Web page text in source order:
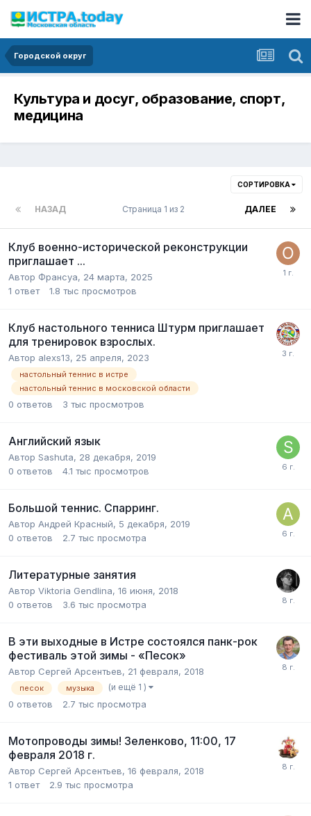
Городской округ
Культура и досуг, образование, спорт,
медицина
СОРТИРОВКА
НАЗАД ДАЛЕЕ
Страница 1 из 2
Клуб военно-исторической реконструкции
приглашает ...
Автор Франсуа, 24 марта, 2025
1 ответ 1.8 тыс просмотров
Клуб настольного тенниса Штурм приглашает
для тренировок взрослых.
Автор alexs13, 25 апреля, 2023
настольный теннис в истре
настольный теннис в московской области
0 ответов 3 тыс просмотров
Английский язык
Автор Sashuta, 28 декабря, 2019
0 ответов 4.1 тыс просмотров
Большой теннис. Спарринг.
Автор Андрей Красный, 5 декабря, 2019
0 ответов 2.7 тыс просмотра
Литературные занятия
Автор Viktoria Gendlina, 16 июня, 2018
0 ответов 3.6 тыс просмотра
В эти выходные в Истре состоялся панк-рок
фестиваль этой зимы - «Песок»
Автор Сергей Арсентьев, 21 февраля, 2018
песок музыка (и ещё 1 )
0 ответов 2.7 тыс просмотра
Мотопроводы зимы! Зеленково, 11:00, 17
февраля 2018 г.
Автор Сергей Арсентьев, 16 февраля, 2018
1 ответ 2.9 тыс просмотра